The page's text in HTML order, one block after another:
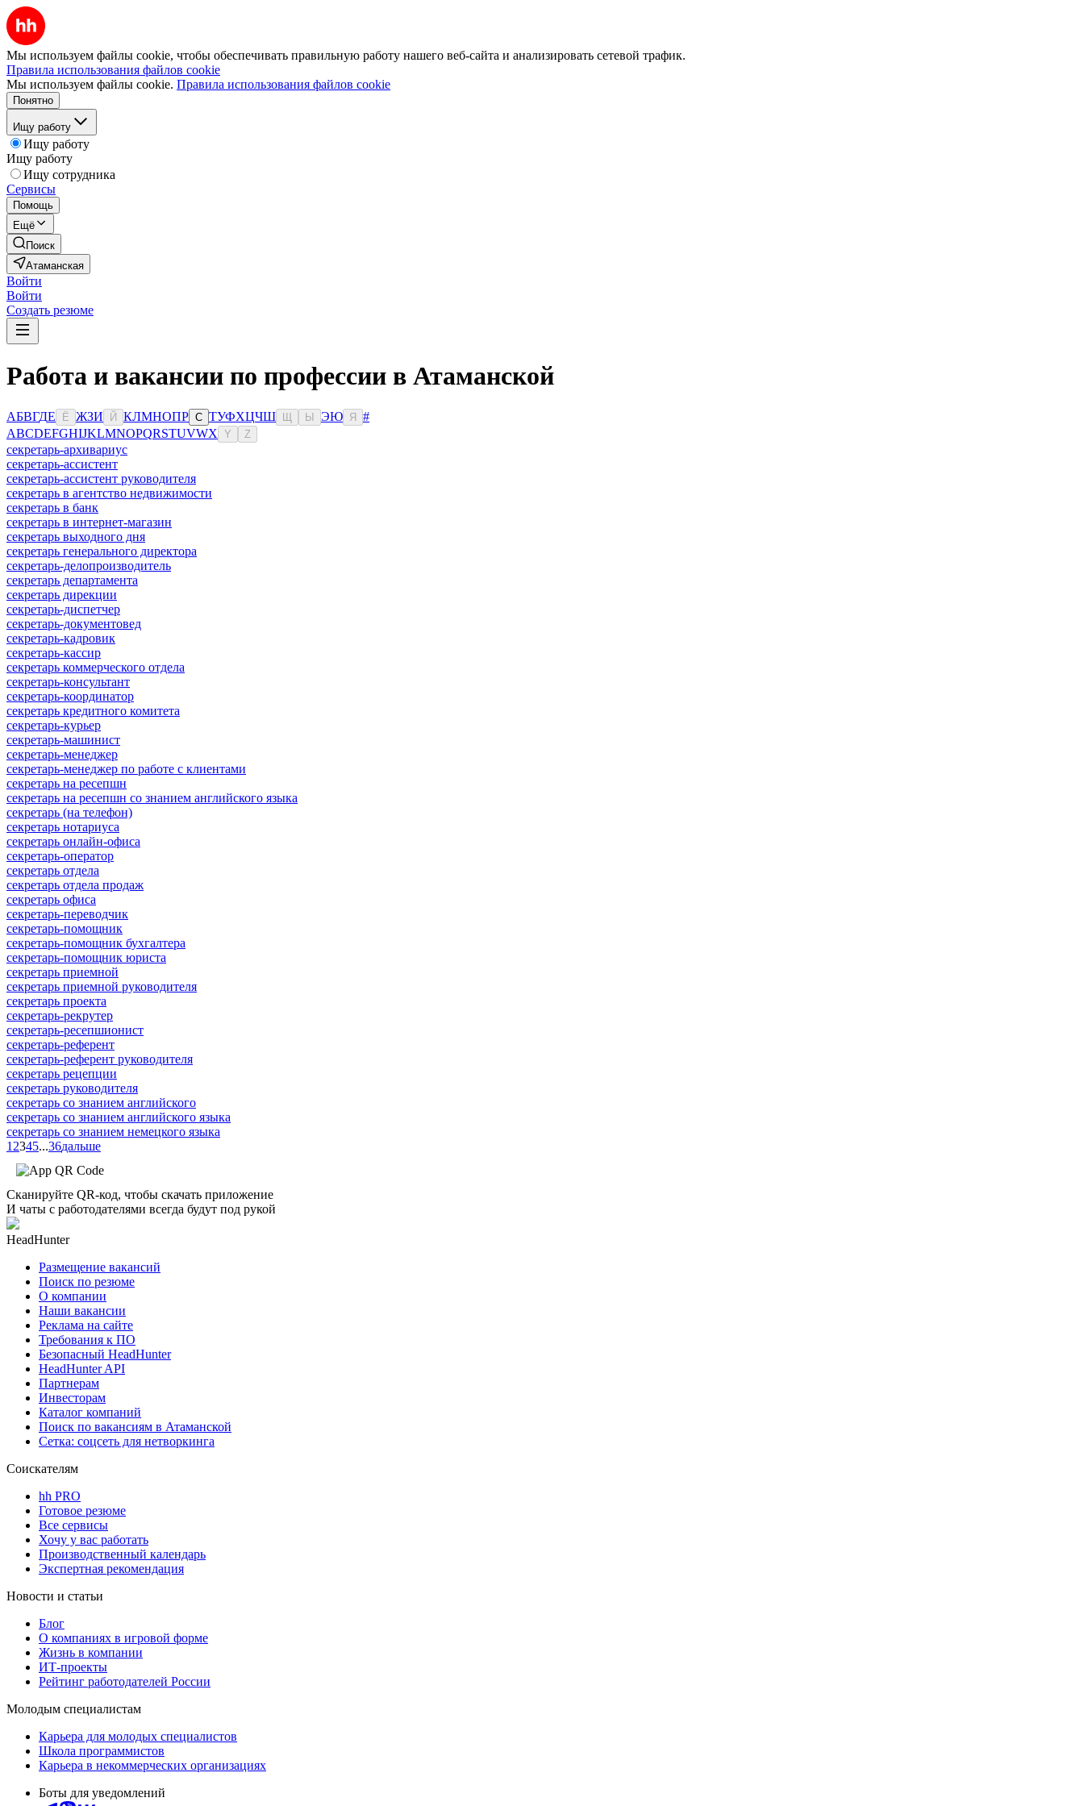
Мы используем файлы cookie, чтобы обеспечивать правильную работу нашего веб-сайта и анализировать сетевой трафик.
Правила использования файлов cookie
Мы используем файлы cookie. Правила использования файлов cookie
Понятно
Ищу работу
Ищу работу
Ищу работу
Ищу сотрудника
Сервисы
Помощь
Ещё
Поиск
Атаманская
Войти
Войти
Создать резюме
Работа и вакансии по профессии в Атаманской
АБВГДЕ Ё ЖЗИ Й КЛМНОПР С ТУФХЦЧШ Ы ЭЮ Я
#
ABCDEFGHIJKLMNOPQRSTUVWX Y Z
секретарь-архивариус
секретарь-ассистент
секретарь-ассистент руководителя
секретарь в агентство недвижимости
секретарь в банк
секретарь в интернет-магазин
секретарь выходного дня
секретарь генерального директора
секретарь-делопроизводитель
секретарь департамента
секретарь дирекции
секретарь-диспетчер
секретарь-документовед
секретарь-кадровик
секретарь-кассир
секретарь коммерческого отдела
секретарь-консультант
секретарь-координатор
секретарь кредитного комитета
секретарь-курьер
секретарь-машинист
секретарь-менеджер
секретарь-менеджер по работе с клиентами
секретарь на ресепшн
секретарь на ресепшн со знанием английского языка
секретарь (на телефон)
секретарь нотариуса
секретарь онлайн-офиса
секретарь-оператор
секретарь отдела
секретарь отдела продаж
секретарь офиса
секретарь-переводчик
секретарь-помощник
секретарь-помощник бухгалтера
секретарь-помощник юриста
секретарь приемной
секретарь приемной руководителя
секретарь проекта
секретарь-рекрутер
секретарь-ресепшионист
секретарь-референт
секретарь-референт руководителя
секретарь рецепции
секретарь руководителя
секретарь со знанием английского
секретарь со знанием английского языка
секретарь со знанием немецкого языка
1 2345...36дальше
Сканируйте QR-код, чтобы скачать приложение
И чаты с работодателями всегда будут под рукой
HeadHunter
Размещение вакансий
Поиск по резюме
О компании
Наши вакансии
Реклама на сайте
Требования к ПО
Безопасный HeadHunter
HeadHunter API
Партнерам
Инвесторам
Каталог компаний
Поиск по вакансиям в Атаманской
Сетка: соцсеть для нетворкинга
Соискателям
hh PRO
Готовое резюме
Все сервисы
Хочу у вас работать
Производственный календарь
Экспертная рекомендация
Новости и статьи
Блог
О компаниях в игровой форме
Жизнь в компании
ИТ-проекты
Рейтинг работодателей России
Молодым специалистам
Карьера для молодых специалистов
Школа программистов
Карьера в некоммерческих организациях
Боты для уведомлений